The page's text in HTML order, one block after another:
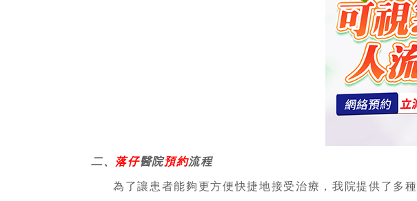
二、 落仔醫院預約流程
為了讓患者能夠更方便快捷地接受治療，我院提供了多種